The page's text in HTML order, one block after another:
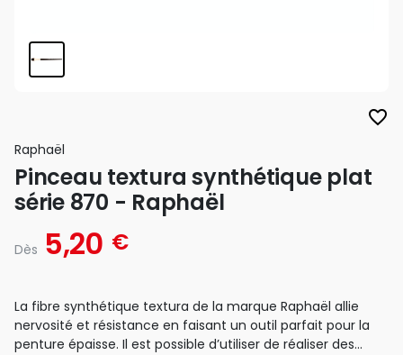
favorite_border
Raphaël
Pinceau textura synthétique plat
série 870 - Raphaël
Dès 5,20 €
La fibre synthétique textura de la marque Raphaël allie
nervosité et résistance en faisant un outil parfait pour la
penture épaisse. Il est possible d’utiliser de réaliser des...